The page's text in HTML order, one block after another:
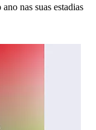
nas suas estadias